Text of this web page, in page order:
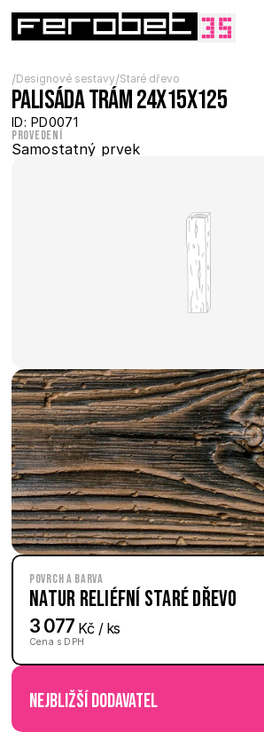
/Designové sestavy/Staré dřevo
Palisáda trám 24x15x125
ID: PD0071
Provedení
Samostatný prvek
Povrch a barva
Natur reliéfní Staré dřevo
3 077 Kč / ks
Cena s DPH
nejbližší dodavatel